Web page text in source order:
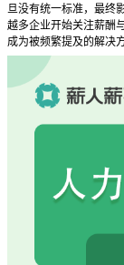
旦没有统一标准，最终
越多企业开始关注薪酬
成为被频繁提及的解决方